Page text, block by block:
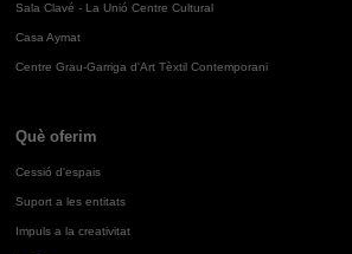
Sala Clavé - La Unió Centre Cultural
Casa Aymat
Centre Grau-Garriga d'Art Tèxtil Contemporani
Què oferim
Cessió d'espais
Suport a les entitats
Impuls a la creativitat